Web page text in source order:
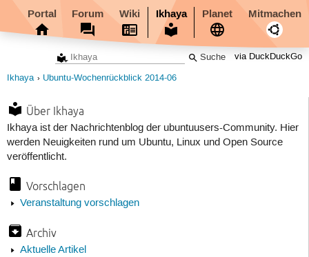
Portal Forum Wiki Ikhaya Planet Mitmachen
via DuckDuckGo
Ikhaya Ubuntu-Wochenrückblick 2014-06
Über Ikhaya
Ikhaya ist der Nachrichtenblog der ubuntuusers-Community. Hier
werden Neuigkeiten rund um Ubuntu, Linux und Open Source
veröffentlicht.
Vorschlagen
Veranstaltung vorschlagen
Archiv
Aktuelle Artikel